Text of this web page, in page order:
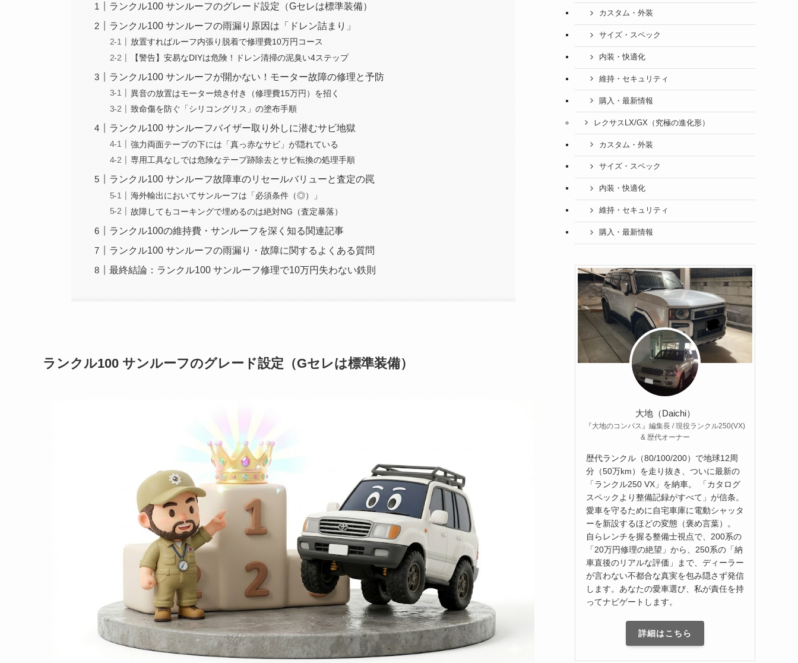
ランクル100 サンルーフのグレード設定（Gセレは標準装備）
ランクル100 サンルーフの雨漏り原因は「ドレン詰まり」
放置すればルーフ内張り脱着で修理費10万円コース
【警告】安易なDIYは危険！ドレン清掃の泥臭い4ステップ
ランクル100 サンルーフが開かない！モーター故障の修理と予防
異音の放置はモーター焼き付き（修理費15万円）を招く
致命傷を防ぐ「シリコングリス」の塗布手順
ランクル100 サンルーフバイザー取り外しに潜むサビ地獄
強力両面テープの下には「真っ赤なサビ」が隠れている
専用工具なしでは危険なテープ跡除去とサビ転換の処理手順
ランクル100 サンルーフ故障車のリセールバリューと査定の罠
海外輸出においてサンルーフは「必須条件（◎）」
故障してもコーキングで埋めるのは絶対NG（査定暴落）
ランクル100の維持費・サンルーフを深く知る関連記事
ランクル100 サンルーフの雨漏り・故障に関するよくある質問
最終結論：ランクル100 サンルーフ修理で10万円失わない鉄則
ランクル100 サンルーフのグレード設定（Gセレは標準装備）
カスタム・外装
サイズ・スペック
内装・快適化
維持・セキュリティ
購入・最新情報
レクサスLX/GX（究極の進化形）
カスタム・外装
サイズ・スペック
内装・快適化
維持・セキュリティ
購入・最新情報
大地（Daichi）
『大地のコンパス』編集長 / 現役ランクル250(VX)
& 歴代オーナー
歴代ランクル（80/100/200）で地球12周
分（50万km）を走り抜き、ついに最新の
「ランクル250 VX」を納車。 「カタログ
スペックより整備記録がすべて」が信条。
愛車を守るために自宅車庫に電動シャッタ
ーを新設するほどの変態（褒め言葉）。
自らレンチを握る整備士視点で、200系の
「20万円修理の絶望」から、250系の「納
車直後のリアルな評価」まで、ディーラー
が言わない不都合な真実を包み隠さず発信
します。あなたの愛車選び、私が責任を持
ってナビゲートします。
詳細はこちら